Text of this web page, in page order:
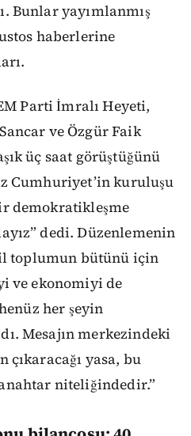
Bunlar yayımlanmış
haberlerine
Parti İmralı Heyeti,
ve Özgür Faik
üç saat görüştüğünü
Cumhuriyet’in kuruluşu
demokratikleşme
dedi. Düzenlemenin
toplumun bütünü için
ve ekonomiyi de
her şeyin
Mesajın merkezindeki
çıkaracağı yasa, bu
niteliğindedir.”